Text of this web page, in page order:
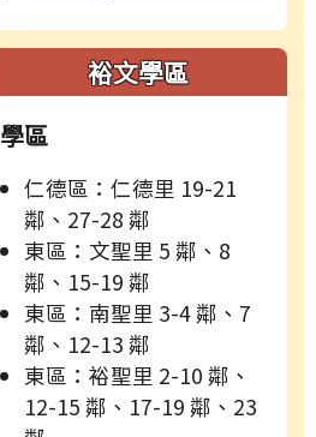
裕文學區
學區
仁德區：仁德里 19-21
鄰、27-28 鄰
東區：文聖里 5 鄰、8
鄰、15-19 鄰
東區：南聖里 3-4 鄰、7
鄰、12-13 鄰
東區：裕聖里 2-10 鄰、
12-15 鄰、17-19 鄰、23